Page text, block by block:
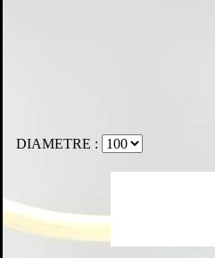
DIAMETRE :